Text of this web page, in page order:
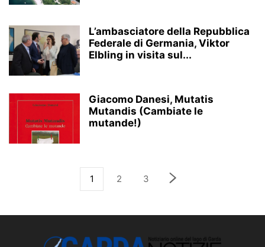
L’ambasciatore della Repubblica
Federale di Germania, Viktor
Elbling in visita sul...
Giacomo Danesi, Mutatis
Mutandis (Cambiate le
mutande!)
1 2 3